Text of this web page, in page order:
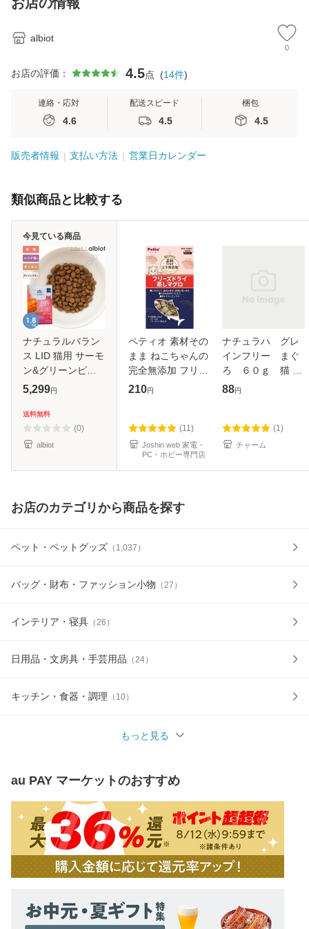
albiot
0
お店の評価： 4.5点 (14件)
連絡・応対
4.6
配送スピード
4.5
梱包
4.5
販売者情報 支払い方法 営業日カレンダー
類似商品と比較する
ナチュラルバラン
ス LID 猫用 サーモ
ン&グリーンピー
スレシピ 1.8kg
＆チックピー）
5,299円
送料無料
(0)
albiot
今見ている商品
ペティオ 素材その
まま ねこちゃんの
完全無添加 フリー
ズドライ 蒸しマグ
210円
(11)
Joshin web 家電・
PC・ホビー専門店
ナチュラハ グレ
インフリー まぐ
ろ ６０ｇ 猫 キ
ャットフード
88円
(1)
チャーム
お店のカテゴリから商品を探す
ペット・ペットグッズ （ 1,037 ）
バッグ・財布・ファッション小物 （27 ）
インテリア・寝具 （26 ）
日用品・文房具・手芸用品 （24）
キッチン・食器・調理 （ 10）
もっと見る
au PAY マーケットのおすすめ